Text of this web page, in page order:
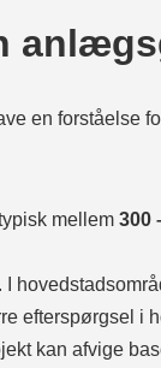
en forståelse
mellem 300
efterspørgsel i
kan afvige